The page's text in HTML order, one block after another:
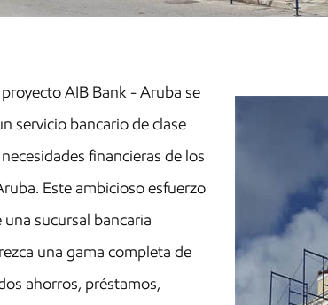
AIB Bank - Aruba se
servicio bancario de clase
financieras de los
Este ambicioso esfuerzo
sucursal bancaria
una gama completa de
ahorros, préstamos,